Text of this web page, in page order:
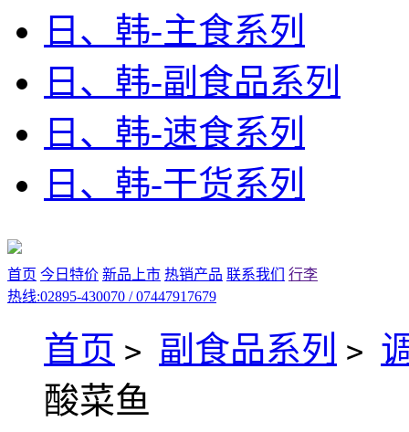
日、韩-主食系列
日、韩-副食品系列
日、韩-速食系列
日、韩-干货系列
首页 今日特价 新品上市 热销产品 联系我们
行李
热线:02895-430070 / 07447917679
首页 > 副食品系列 >
酸菜鱼